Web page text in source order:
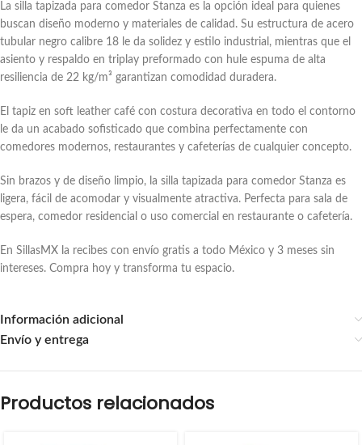
La silla tapizada para comedor Stanza es la opción ideal para quienes
buscan diseño moderno y materiales de calidad. Su estructura de acero
tubular negro calibre 18 le da solidez y estilo industrial, mientras que el
asiento y respaldo en triplay preformado con hule espuma de alta
resiliencia de 22 kg/m³ garantizan comodidad duradera.
El tapiz en soft leather café con costura decorativa en todo el contorno
le da un acabado sofisticado que combina perfectamente con
comedores modernos, restaurantes y cafeterías de cualquier concepto.
Sin brazos y de diseño limpio, la silla tapizada para comedor Stanza es
ligera, fácil de acomodar y visualmente atractiva. Perfecta para sala de
espera, comedor residencial o uso comercial en restaurante o cafetería.
En SillasMX la recibes con envío gratis a todo México y 3 meses sin
intereses. Compra hoy y transforma tu espacio.
Información adicional
Envío y entrega
Productos relacionados